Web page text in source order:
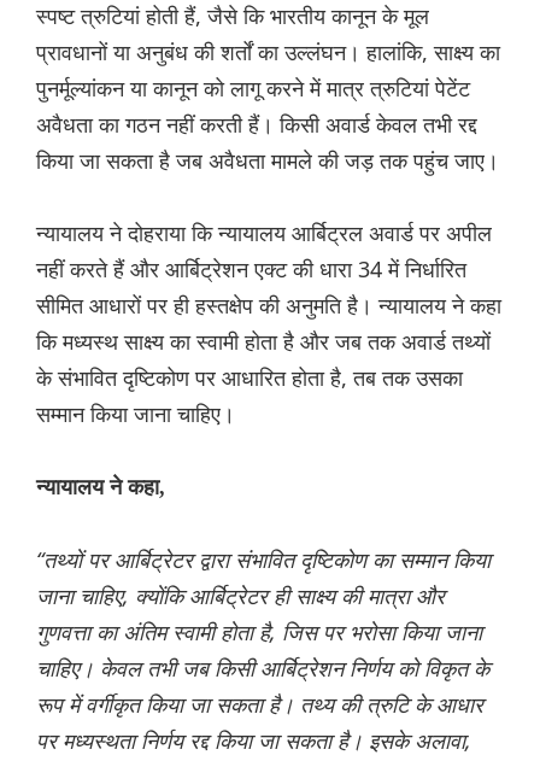
स्पष्ट त्रुटियां होती हैं, जैसे कि भारतीय कानून के मूल
प्रावधानों या अनुबंध की शर्तों का उल्लंघन। हालांकि, साक्ष्य का
पुनर्मूल्यांकन या कानून को लागू करने में मात्र त्रुटियां पेटेंट
अवैधता का गठन नहीं करती हैं। किसी अवार्ड केवल तभी रद्द
किया जा सकता है जब अवैधता मामले की जड़ तक पहुंच जाए।
न्यायालय ने दोहराया कि न्यायालय आर्बिट्रल अवार्ड पर अपील
नहीं करते हैं और आर्बिट्रेशन एक्ट की धारा 34 में निर्धारित
सीमित आधारों पर ही हस्तक्षेप की अनुमति है। न्यायालय ने कहा
कि मध्यस्थ साक्ष्य का स्वामी होता है और जब तक अवार्ड तथ्यों
के संभावित दृष्टिकोण पर आधारित होता है, तब तक उसका
सम्मान किया जाना चाहिए।
न्यायालय ने कहा,
“तथ्यों पर आर्बिट्रेटर द्वारा संभावित दृष्टिकोण का सम्मान किया
जाना चाहिए, क्योंकि आर्बिट्रेटर ही साक्ष्य की मात्रा और
गुणवत्ता का अंतिम स्वामी होता है, जिस पर भरोसा किया जाना
चाहिए। केवल तभी जब किसी आर्बिट्रेशन निर्णय को विकृत के
रूप में वर्गीकृत किया जा सकता है। तथ्य की त्रुटि के आधार
पर मध्यस्थता निर्णय रद्द किया जा सकता है। इसके अलावा,